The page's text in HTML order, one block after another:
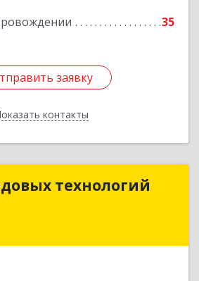
35
заявку
контакты
заявку
Назад
технологий
технологий